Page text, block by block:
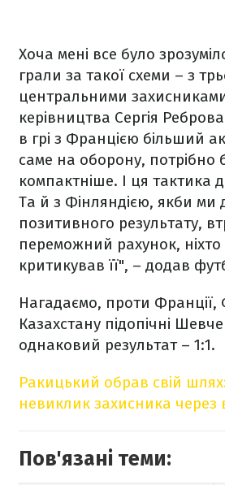
Хоча мені все було
грали за такої схеми – з
центральними
керівництва Сергія
в грі з Францією більший
саме на оборону, потрібно
компактніше. І ця тактика
Та й з Фінляндією, якби ми
позитивного результату,
переможний рахунок,
критикував її", – додав
Нагадаємо, проти Франції,
Казахстану підопічні
однаковий результат – 1:1.
Ракицький обрав свій
невиклик захисника через
Пов'язані теми: